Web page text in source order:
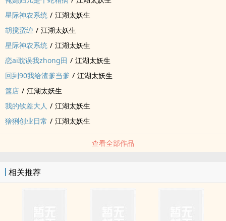
星际神农系统 / 江湖太妖生
胡搅蛮缠 / 江湖太妖生
星际神农系统 / 江湖太妖生
恋ai耽误我zhong田 / 江湖太妖生
回到90我给渣爹当爹 / 江湖太妖生
簋店 / 江湖太妖生
我的钦差大人 / 江湖太妖生
猞猁创业日常 / 江湖太妖生
查看全部作品
相关推荐